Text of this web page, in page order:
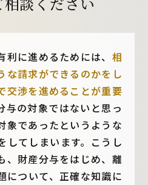
に進めるためには、 相
な請求ができるのかをし
交渉を進めることが重要
与の対象ではないと思っ
象であったというような
してしまいます。こうし
、財産分与をはじめ、離
について、正確な知識に